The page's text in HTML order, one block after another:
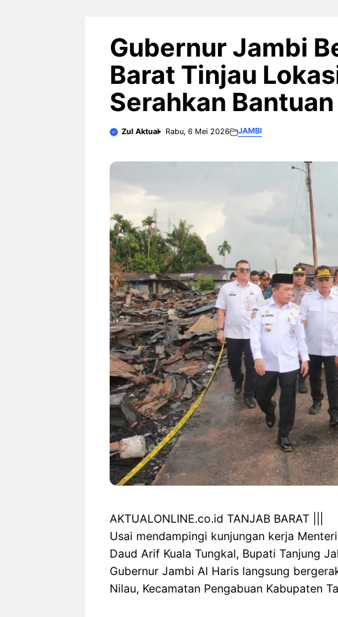
Gubernur Jambi
Barat Tinjau
Serahkan Bantuan
Zul Aktual Rabu, 6 Mei 2026 JAMBI
AKTUALONLINE.co.id TANJAB BARAT |||
Usai mendampingi kunjungan kerja
Daud Arif Kuala Tungkal, Bupati Tanjung
Gubernur Jambi Al Haris langsung
Nilau, Kecamatan Pengabuan Kabupaten